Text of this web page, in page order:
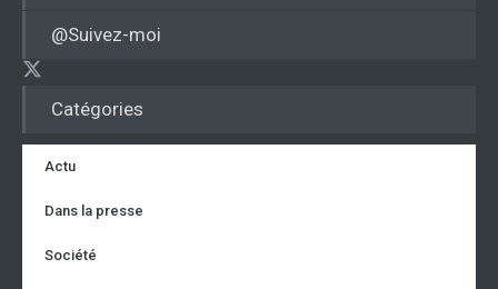
Catégories
Actu
Dans la presse
Société
@Suivez-moi